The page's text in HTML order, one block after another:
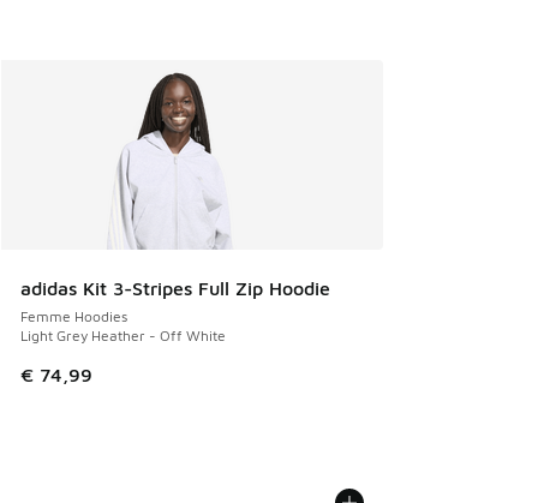
adidas Kit 3-Stripes Full Zip Hoodie
Femme Hoodies
Light Grey Heather - Off White
€ 74,99